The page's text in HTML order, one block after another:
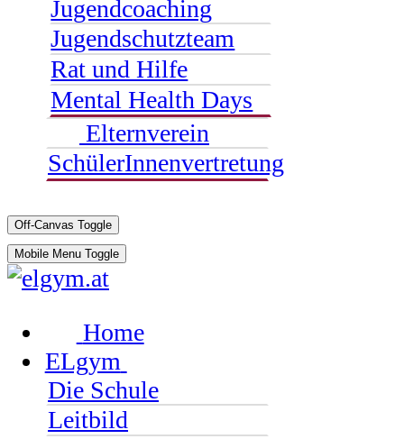
Jugendcoaching
Jugendschutzteam
Rat und Hilfe
Mental Health Days
Elternverein
SchülerInnenvertretung
Off-Canvas Toggle
Mobile Menu Toggle
Home
ELgym
Die Schule
Leitbild